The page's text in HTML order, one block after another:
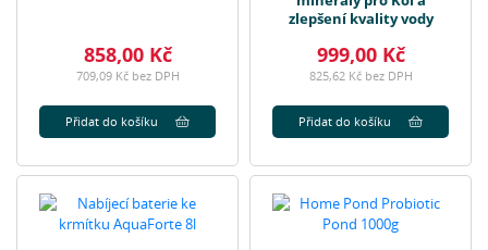
858,00 Kč
709,09 Kč bez DPH
Přidat do košíku
zlepšení kvality vody
999,00 Kč
825,62 Kč bez DPH
Přidat do košíku